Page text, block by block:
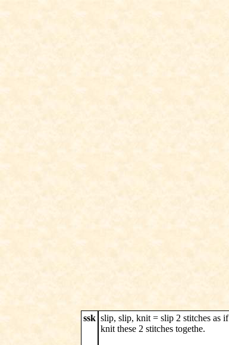
ssk slip, slip, knit = slip 2 stitches as
knit these 2 stitches togethe.